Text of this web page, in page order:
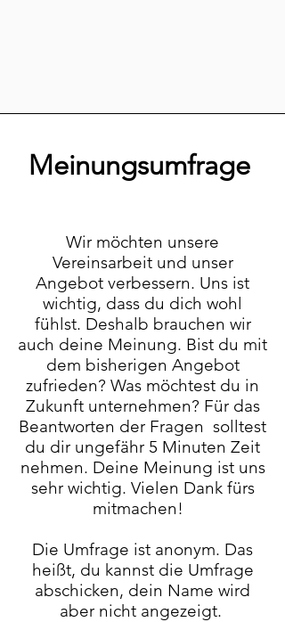
Meinungsumfrage
Wir möchten unsere
Vereinsarbeit und unser
Angebot verbessern. Uns ist
wichtig, dass du dich wohl
fühlst. Deshalb brauchen wir
auch deine Meinung. Bist du mit
dem bisherigen Angebot
zufrieden? Was möchtest du in
Zukunft unternehmen? Für das
Beantworten der Fragen solltest
du dir ungefähr 5 Minuten Zeit
nehmen. Deine Meinung ist uns
sehr wichtig. Vielen Dank fürs
mitmachen!
Die Umfrage ist anonym. Das
heißt, du kannst die Umfrage
abschicken, dein Name wird
aber nicht angezeigt.